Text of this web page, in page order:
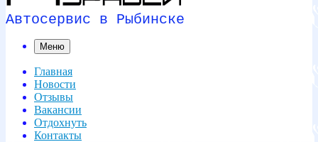
Автосервис в Рыбинске
Меню
Главная
Новости
Отзывы
Вакансии
Отдохнуть
Контакты